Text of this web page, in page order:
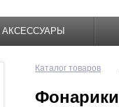
АКСЕССУАРЫ
Каталог товаров
Фонарики